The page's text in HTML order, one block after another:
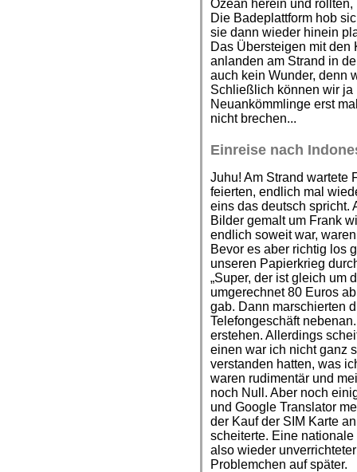
Ozean herein und
Die Badeplattform hob
sie dann wieder hinein
Das Übersteigen mit den
anlanden am Strand in
auch kein Wunder, denn
Schließlich können wir ja
Neuankömmlinge erst
nicht brechen...
Einreise nach
Juhu! Am Strand wartete
feierten, endlich mal
eins das deutsch spricht.
Bilder gemalt um Frank
endlich soweit war,
Bevor es aber richtig los
unseren Papierkrieg
„Super, der ist gleich um
umgerechnet 80 Euros
gab. Dann marschierten
Telefongeschäft
erstehen. Allerdings
einen war ich nicht ganz
verstanden hatten, was
waren rudimentär und
noch Null. Aber noch
und Google Translator
der Kauf der SIM Karte
scheiterte. Eine
also wieder
Problemchen auf später.